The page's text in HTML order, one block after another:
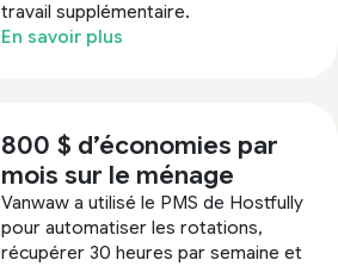
travail supplémentaire.
En savoir plus
800 $ d’économies par
mois sur le ménage
Vanwaw a utilisé le PMS de Hostfully
pour automatiser les rotations,
récupérer 30 heures par semaine et